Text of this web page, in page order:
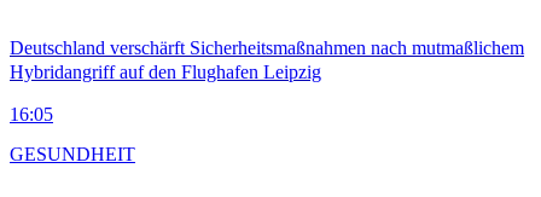
Deutschland verschärft Sicherheitsmaßnahmen nach mutmaßlichem
Hybridangriff auf den Flughafen Leipzig
16:05
GESUNDHEIT